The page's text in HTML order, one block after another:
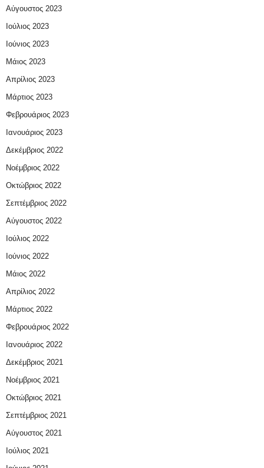
Αύγουστος 2023
Ιούλιος 2023
Ιούνιος 2023
Μάιος 2023
Απρίλιος 2023
Μάρτιος 2023
Φεβρουάριος 2023
Ιανουάριος 2023
Δεκέμβριος 2022
Νοέμβριος 2022
Οκτώβριος 2022
Σεπτέμβριος 2022
Αύγουστος 2022
Ιούλιος 2022
Ιούνιος 2022
Μάιος 2022
Απρίλιος 2022
Μάρτιος 2022
Φεβρουάριος 2022
Ιανουάριος 2022
Δεκέμβριος 2021
Νοέμβριος 2021
Οκτώβριος 2021
Σεπτέμβριος 2021
Αύγουστος 2021
Ιούλιος 2021